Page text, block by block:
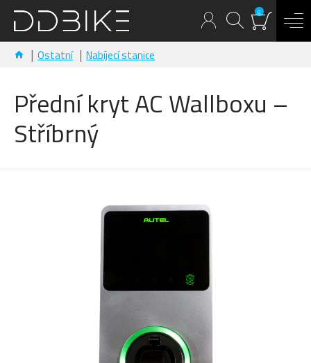
0
Ostatní Nabíjecí stanice
Přední kryt AC Wallboxu –
Stříbrný